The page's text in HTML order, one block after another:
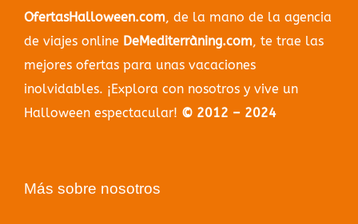
OfertasHalloween.com, de la mano de la agencia
de viajes online DeMediterràning.com, te trae las
mejores ofertas para unas vacaciones
inolvidables. ¡Explora con nosotros y vive un
Halloween espectacular! © 2012 – 2024
Más sobre nosotros